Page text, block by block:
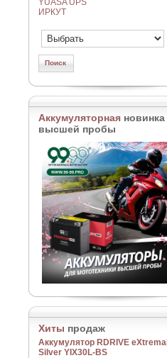
YUASA UPS
ИРКУТ
Аккумуляторная новинка
высшей пробы
Хиты продаж
Аккумулятор RDRIVE eXtremal
Silver YIX30L-BS